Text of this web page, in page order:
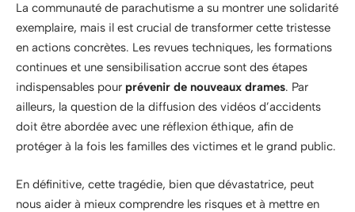
La communauté de parachutisme a su montrer une solidarité
exemplaire, mais il est crucial de transformer cette tristesse
en actions concrètes. Les revues techniques, les formations
continues et une sensibilisation accrue sont des étapes
indispensables pour prévenir de nouveaux drames. Par
ailleurs, la question de la diffusion des vidéos d’accidents
doit être abordée avec une réflexion éthique, afin de
protéger à la fois les familles des victimes et le grand public.
En définitive, cette tragédie, bien que dévastatrice, peut
nous aider à mieux comprendre les risques et à mettre en